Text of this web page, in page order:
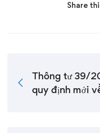
Share
Thông tư 39/
quy định mới